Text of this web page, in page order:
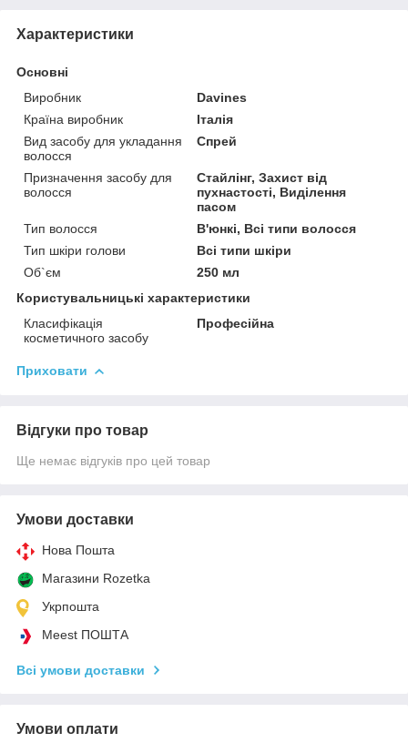
Характеристики
Основні
Виробник
Davines
Країна виробник
Італія
Вид засобу для укладання
волосся
Спрей
Призначення засобу для
волосся
Стайлінг, Захист від
пухнастості, Виділення
пасом
Тип волосся
В'юнкі, Всі типи волосся
Тип шкіри голови
Всі типи шкіри
Об`єм
250 мл
Користувальницькі характеристики
Класифікація
косметичного засобу
Професійна
Приховати
Відгуки про товар
Ще немає відгуків про цей товар
Умови доставки
Нова Пошта
Магазини Rozetka
Укрпошта
Meest ПОШТА
Всі умови доставки
Умови оплати